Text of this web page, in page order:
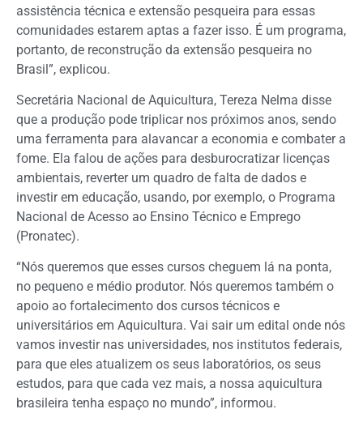
assistência técnica e extensão pesqueira para essas
comunidades estarem aptas a fazer isso. É um programa,
portanto, de reconstrução da extensão pesqueira no
Brasil”, explicou.
Secretária Nacional de Aquicultura, Tereza Nelma disse
que a produção pode triplicar nos próximos anos, sendo
uma ferramenta para alavancar a economia e combater a
fome. Ela falou de ações para desburocratizar licenças
ambientais, reverter um quadro de falta de dados e
investir em educação, usando, por exemplo, o Programa
Nacional de Acesso ao Ensino Técnico e Emprego
(Pronatec).
“Nós queremos que esses cursos cheguem lá na ponta,
no pequeno e médio produtor. Nós queremos também o
apoio ao fortalecimento dos cursos técnicos e
universitários em Aquicultura. Vai sair um edital onde nós
vamos investir nas universidades, nos institutos federais,
para que eles atualizem os seus laboratórios, os seus
estudos, para que cada vez mais, a nossa aquicultura
brasileira tenha espaço no mundo”, informou.